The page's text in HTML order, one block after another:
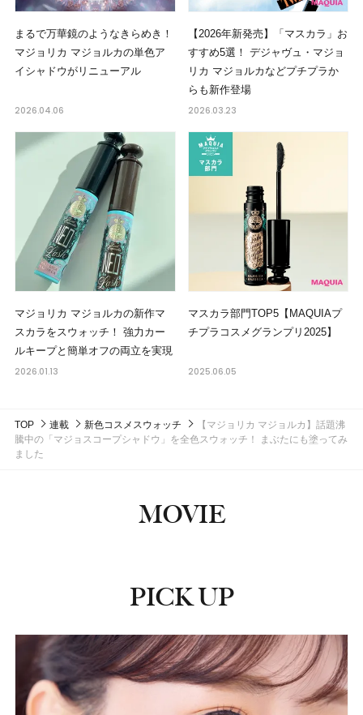
まるで万華鏡のようなきらめき！
マジョリカ マジョルカの単色ア
イシャドウがリニューアル
2026.04.06
【2026年新発売】「マスカラ」お
すすめ5選！ デジャヴュ・マジョ
リカ マジョルカなどプチプラか
らも新作登場
2026.03.23
マジョリカ マジョルカの新作マ
スカラをスウォッチ！ 強力カー
ルキープと簡単オフの両立を実現
2026.01.13
マスカラ部門TOP5【MAQUIAプ
チプラコスメグランプリ2025】
2025.06.05
TOP 連載 新色コスメスウォッチ
【マジョリカ マジョルカ】話題沸
騰中の「マジョスコープシャドウ」を全色スウォッチ！ まぶたにも塗ってみ
ました
MOVIE
PICK UP